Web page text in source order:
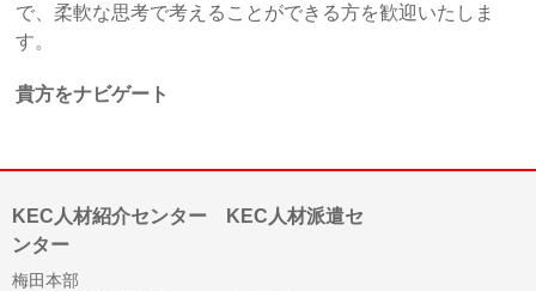
で、柔軟な思考で考えることができる方を歓迎いたしま
す。
貴方をナビゲート
KEC人材紹介センター KEC人材派遣セ
ンター
梅田本部